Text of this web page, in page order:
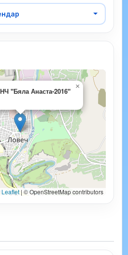
"Бяла Анаста-2016"
×
Leaflet |© OpenStreetMap contributors